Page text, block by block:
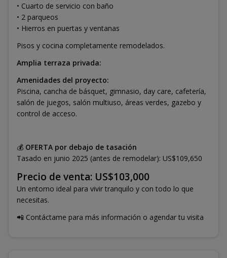
• Cuarto de servicio con baño
• 2 parqueos
• Hierros en puertas y ventanas
Pisos y cocina completamente remodelados.
Amplia terraza privada:
Amenidades del proyecto:
Piscina, cancha de básquet, gimnasio, day care, cafetería,
salón de juegos, salón multiuso, áreas verdes, gazebo y
control de acceso.
💰 OFERTA por debajo de tasación
Tasado en junio 2025 (antes de remodelar): US$109,650
Precio de venta: US$103,000
Un entorno ideal para vivir tranquilo y con todo lo que
necesitas.
📲 Contáctame para más información o agendar tu visita